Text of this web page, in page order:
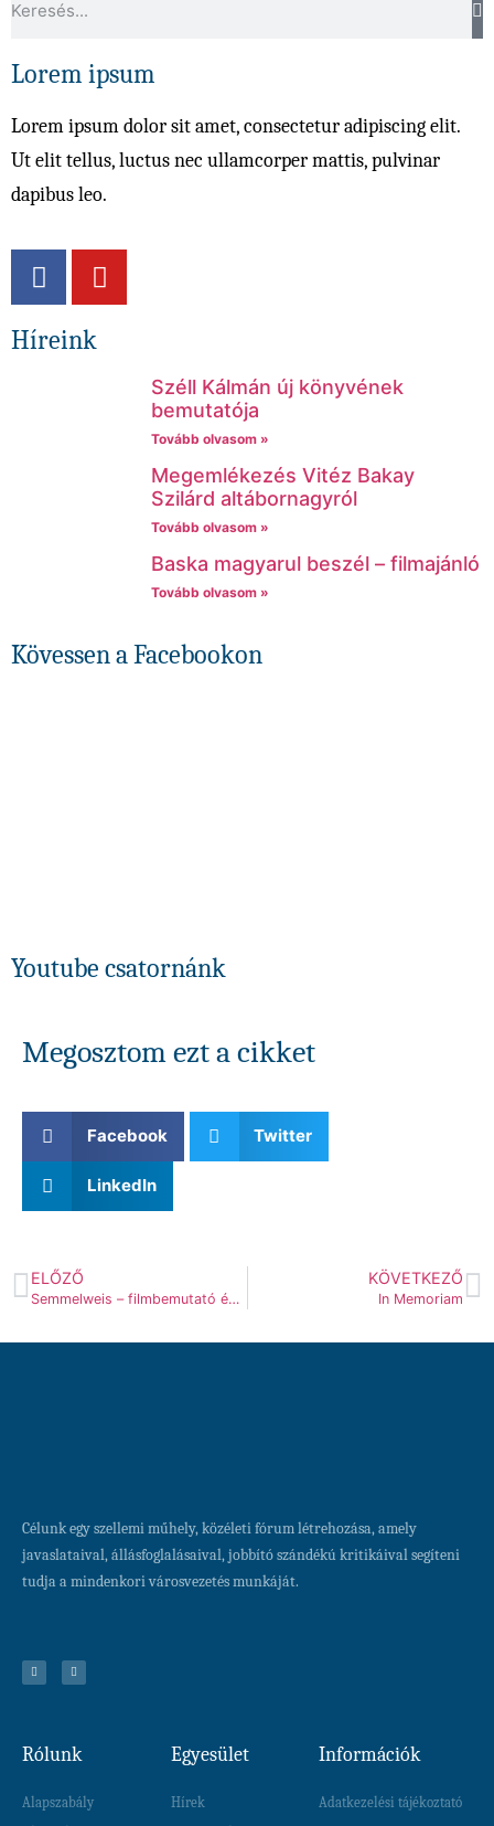
Lorem ipsum
Lorem ipsum dolor sit amet, consectetur adipiscing elit.
Ut elit tellus, luctus nec ullamcorper mattis, pulvinar
dapibus leo.
Híreink
Széll Kálmán új könyvének
bemutatója
Tovább olvasom »
Megemlékezés Vitéz Bakay
Szilárd altábornagyról
Tovább olvasom »
Baska magyarul beszél – filmajánló
Tovább olvasom »
Kövessen a Facebookon
Youtube csatornánk
Megosztom ezt a cikket
Facebook Twitter
LinkedIn
ELŐZŐ
Semmelweis – filmbemutató és beszélgetés
KÖVETKEZŐ
In Memoriam
Célunk egy szellemi műhely, közéleti fórum létrehozása, amely
javaslataival, állásfoglalásaival, jobbító szándékú kritikáival segíteni
tudja a mindenkori városvezetés munkáját.
Rólunk
Alapszabály
Egyesület
Hírek
Információk
Adatkezelési tájékoztató